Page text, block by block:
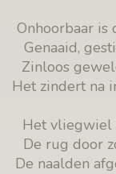
Onhoorbaar is
Genaaid,
Zinloos
Het zindert na
Het vliegwiel
De rug door
De naalden